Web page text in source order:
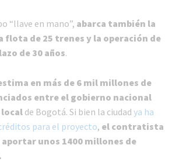
“llave en mano”, abarca también la
flota de 25 trenes y la operación de
de 30 años.
en más de 6 mil millones de
entre el gobierno nacional
de Bogotá. Si bien la ciudad ya ha
para el proyecto, el contratista
unos 1400 millones de